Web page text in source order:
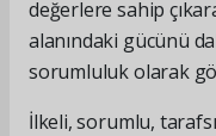
değerlere sahip
alanındaki gücünü
sorumluluk olarak
İlkeli, sorumlu,